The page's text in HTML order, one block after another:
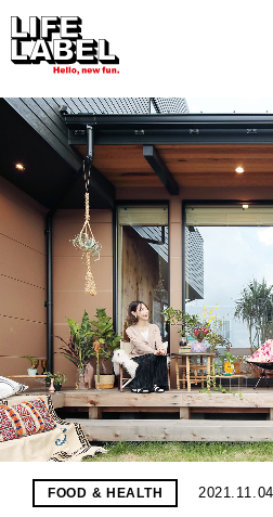
FOOD & HEALTH 2021.11.04